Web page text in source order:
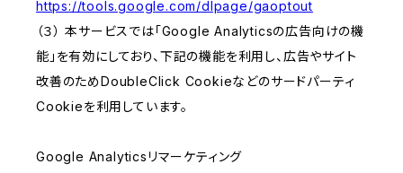
https://tools.google.com/dlpage/gaoptout
（３） 本サービスでは「Google Analyticsの広告向けの機
能」を有効にしており、下記の機能を利用し、広告やサイト
改善のためDoubleClick Cookieなどのサードパーティ
Cookieを利用しています。
Google Analyticsリマーケティング